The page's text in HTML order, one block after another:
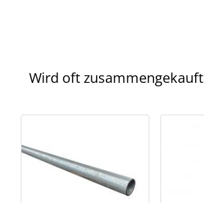
Wird oft zusammengekauft